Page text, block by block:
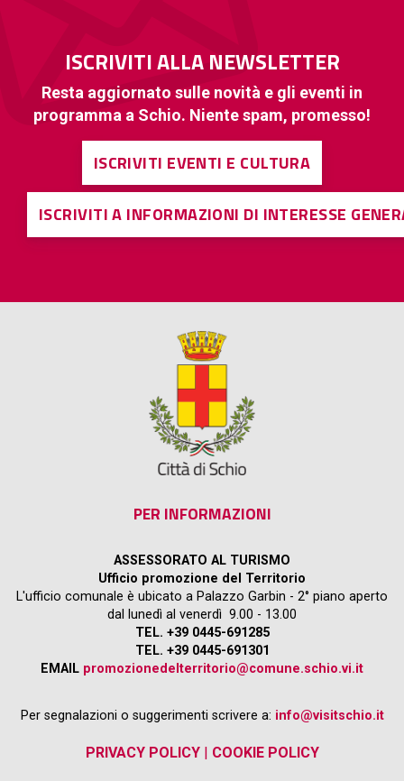
ISCRIVITI ALLA NEWSLETTER
Resta aggiornato sulle novità e gli eventi in
programma a Schio. Niente spam, promesso!
ISCRIVITI EVENTI E CULTURA
ISCRIVITI A INFORMAZIONI DI INTERESSE
PER INFORMAZIONI
ASSESSORATO AL TURISMO
Ufficio promozione del Territorio
L'ufficio comunale è ubicato a Palazzo Garbin - 2° piano aperto
dal lunedì al venerdì 9.00 - 13.00
TEL. +39 0445-691285
TEL. +39 0445-691301
EMAIL promozionedelterritorio@comune.schio.vi.it
Per segnalazioni o suggerimenti scrivere a: info@visitschio.it
PRIVACY POLICY| COOKIE POLICY